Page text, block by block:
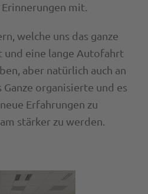
mit.
welche uns das ganze
und eine lange Autofahrt
aber natürlich auch an
organisierte und es
Erfahrungen zu
stärker zu werden.